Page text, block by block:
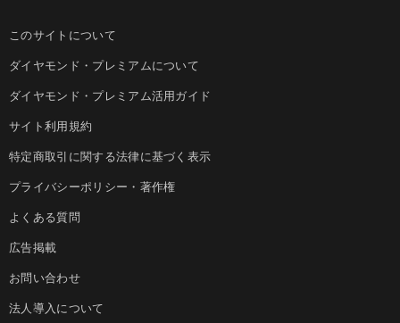
このサイトについて
ダイヤモンド・プレミアムについて
ダイヤモンド・プレミアム活用ガイド
サイト利用規約
特定商取引に関する法律に基づく表示
プライバシーポリシー・著作権
よくある質問
広告掲載
お問い合わせ
法人導入について